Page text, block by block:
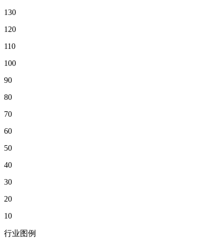
130
120
110
100
90
80
70
60
50
40
30
20
10
行业图例